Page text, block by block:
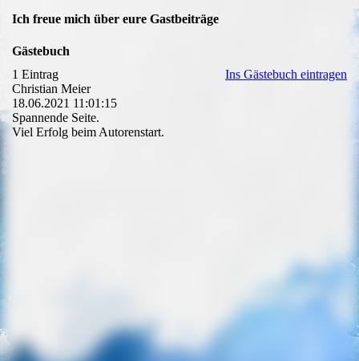
Ich freue mich über eure Gastbeiträge
Gästebuch
1 Eintrag
Ins Gästebuch eintragen
Christian Meier
18.06.2021 11:01:15
Spannende Seite.
Viel Erfolg beim Autorenstart.